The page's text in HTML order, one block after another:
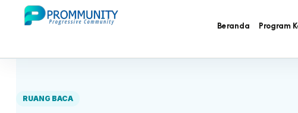
Beranda Program
RUANG BACA